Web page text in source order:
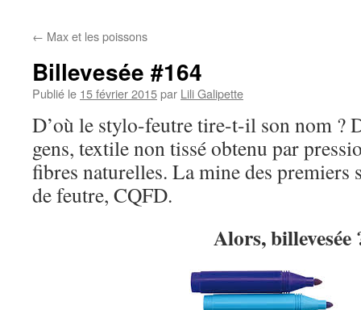
contenu
← Max et les poissons
Billevesée #164
Publié le 15 février 2015par Lili Galipette
D’où le stylo-feutre tire-t-il son nom ?
gens, textile non tissé obtenu par
fibres naturelles. La mine des premiers
de feutre, CQFD.
Alors, billevesée